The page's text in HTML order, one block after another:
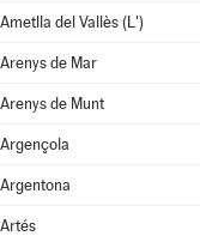
Ametlla del Vallès (L')
Arenys de Mar
Arenys de Munt
Argençola
Argentona
Artés